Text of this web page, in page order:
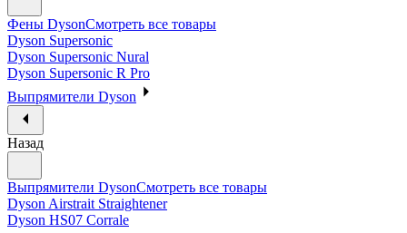
Фены DysonСмотреть все товары
Dyson Supersonic
Dyson Supersonic Nural
Dyson Supersonic R Pro
Выпрямители Dyson
Назад
Выпрямители DysonСмотреть все товары
Dyson Airstrait Straightener
Dyson HS07 Corrale